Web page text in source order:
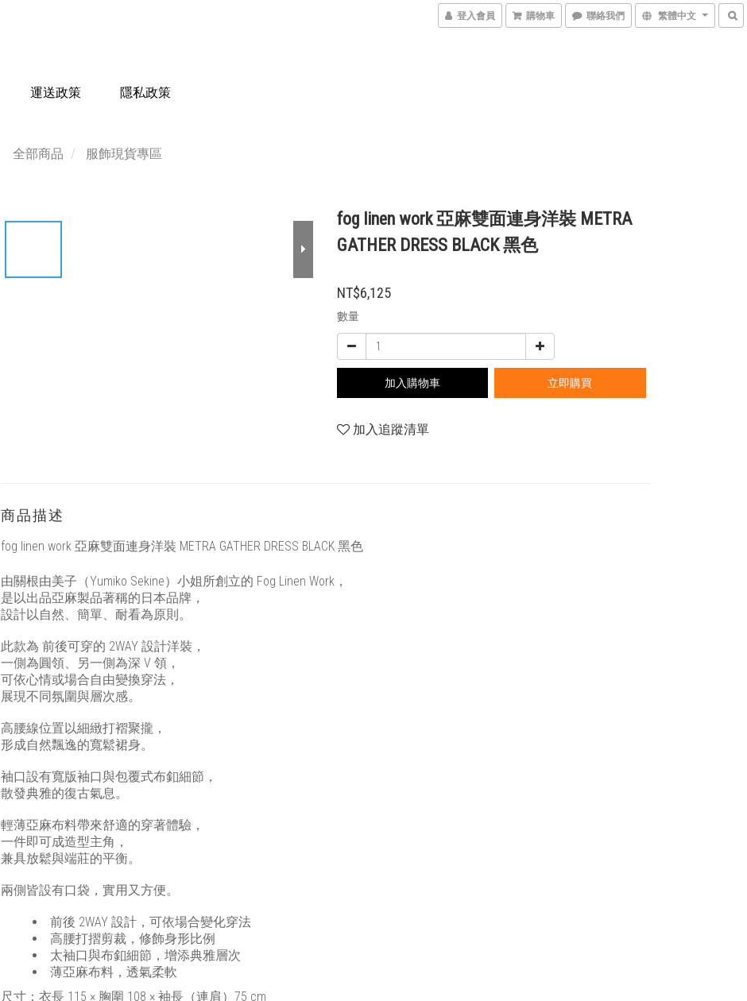
登入會員 購物車 聯絡我們 繁體中文
運送政策 隱私政策
全部商品 服飾現貨專區
fog linen work 亞麻雙面連身洋裝 METRA
GATHER DRESS BLACK 黑色
NT$6,125
數量
加入購物車 立即購買
加入追蹤清單
商品描述
fog linen work 亞麻雙面連身洋裝 METRA GATHER DRESS BLACK 黑色
由關根由美子（Yumiko Sekine）小姐所創立的 Fog Linen Work，
是以出品亞麻製品著稱的日本品牌，
設計以自然、簡單、耐看為原則。
此款為 前後可穿的 2WAY 設計洋裝，
一側為圓領、另一側為深 V 領，
可依心情或場合自由變換穿法，
展現不同氛圍與層次感。
高腰線位置以細緻打褶聚攏，
形成自然飄逸的寬鬆裙身。
袖口設有寬版袖口與包覆式布釦細節，
散發典雅的復古氣息。
輕薄亞麻布料帶來舒適的穿著體驗，
一件即可成造型主角，
兼具放鬆與端莊的平衡。
兩側皆設有口袋，實用又方便。
前後 2WAY 設計，可依場合變化穿法
高腰打摺剪裁，修飾身形比例
太袖口與布釦細節，增添典雅層次
薄亞麻布料，透氣柔軟
尺寸：衣長 115 × 胸圍 108 × 袖長（連肩）75 cm